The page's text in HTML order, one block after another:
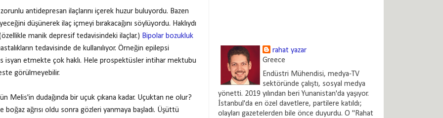
antidepresan ilaçlarını içerek huzur buluyordu. Bazen
düşünerek ilaç içmeyi bırakacağını söylüyordu. Haklıydı
manik depresif tedavisindeki ilaçlar.) Bipolar bozukluk
tedavisinde de kullanılıyor. Örneğin epilepsi
isyan etmekte çok haklı. Hele prospektüsler intihar mektubu
görülmeyebilir.
Melis'in dudağında bir uçuk çıkana kadar. Uçuktan ne olur?
ağrısı oldu sonra gözleri yanmaya başladı. Üşüttü
rahat yazar
Greece
Endüstri Mühendisi, medya-TV
sektöründe çalıştı, sosyal medya
yönetti. 2019 yılından beri Yunanistan'da yaşıyor.
İstanbul'da en özel davetlere, partilere katıldı;
olayları gazetelerden bile önce duyurdu. O "Rahat